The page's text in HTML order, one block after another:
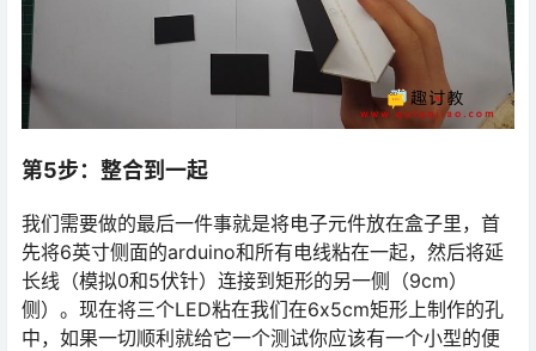
第5步：整合到一起
我们需要做的最后一件事就是将电子元件放在盒子里，首
先将6英寸侧面的arduino和所有电线粘在一起，然后将延
长线（模拟0和5伏针）连接到矩形的另一侧（9cm）
侧）。现在将三个LED粘在我们在6x5cm矩形上制作的孔
中，如果一切顺利就给它一个测试你应该有一个小型的便